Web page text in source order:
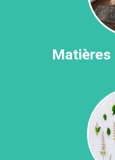
Matières